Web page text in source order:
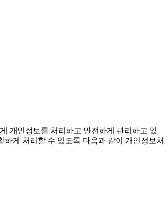
개인정보를 처리하고 안전하게 관리하고 있
게 처리할 수 있도록 다음과 같이 개인정보처